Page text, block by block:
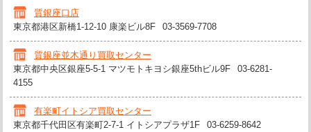
質銀座口店
東京都港区新橋1-12-10 康楽ビル8F
03-3569-7708
質銀座並木通り買取センター
東京都中央区銀座5-5-1 マツモトキヨシ銀座5thビル9F
03-6281-
4155
有楽町イトシア買取センター
東京都千代田区有楽町2-7-1 イトシアプラザ1F
03-6259-8642